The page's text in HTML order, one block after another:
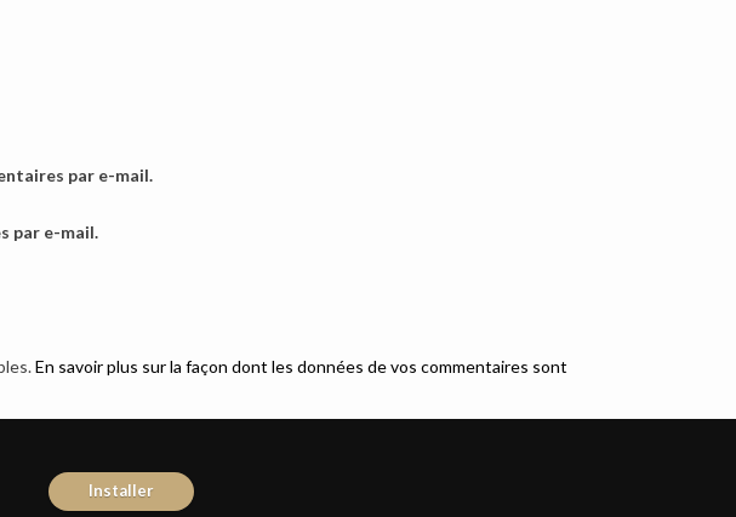
par e-mail.
par e-mail.
En savoir plus sur la façon dont les données de vos commentaires sont
Installer